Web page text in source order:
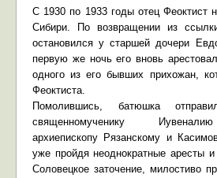
С 1930 по 1933 годы отец Феоктист
Сибири. По возвращении из
остановился у старшей дочери
первую же ночь его вновь
одного из его бывших прихожан,
Феоктиста.
Помолившись, батюшка
священномученику
архиепископу Рязанскому и
уже пройдя неоднократные аресты
Соловецкое заточение, милостиво